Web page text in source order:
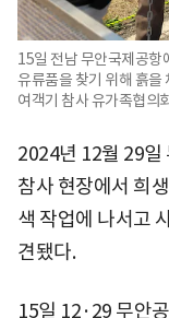
15일 전남 무안국제공항
유류품을 찾기 위해 흙을
여객기 참사 유가족협의
2024년 12월 29일
참사 현장에서 희
색 작업에 나서고
견됐다.
15일 12·29 무안